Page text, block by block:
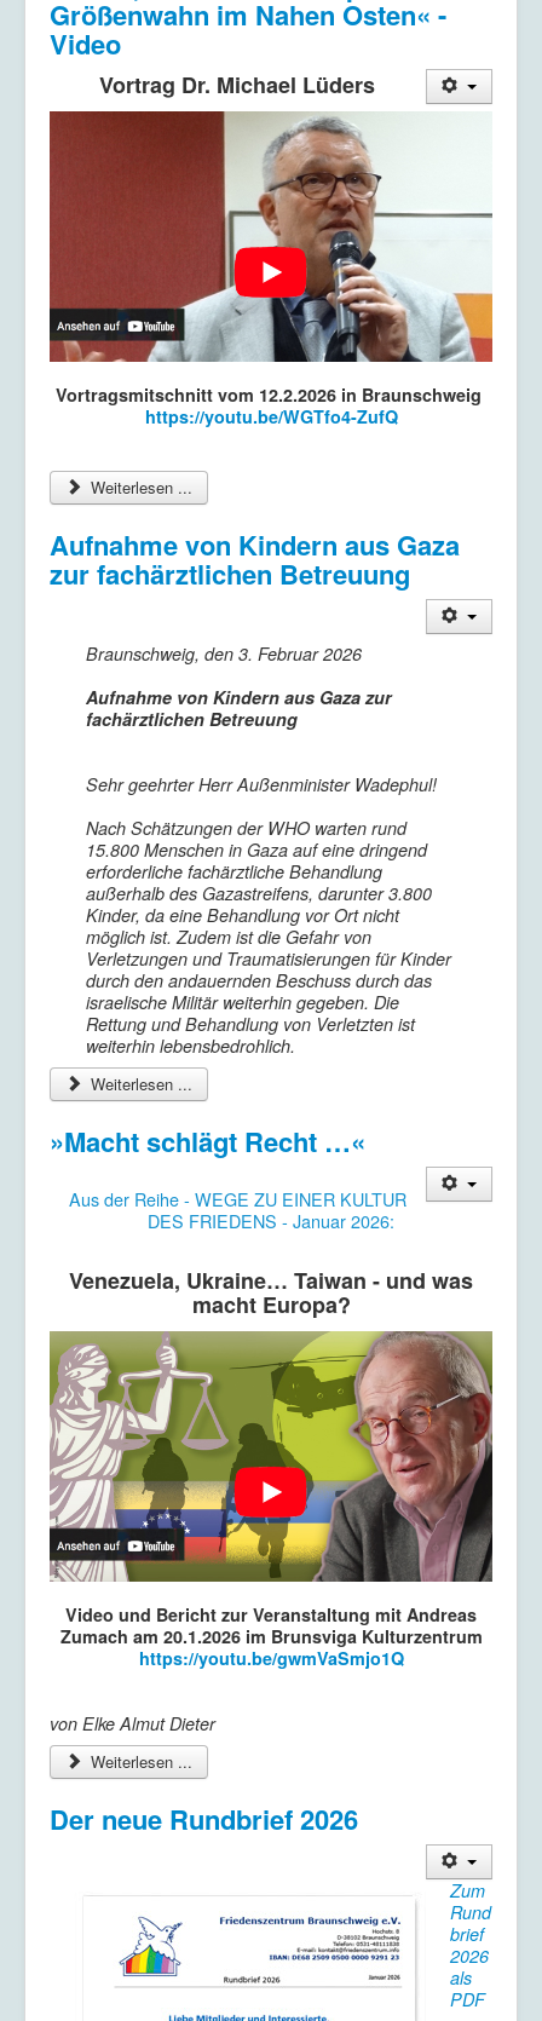
Größenwahn im Nahen Osten« -
Video
Vortrag Dr. Michael Lüders
Vortragsmitschnitt vom 12.2.2026 in Braunschweig
https://youtu.be/WGTfo4-ZufQ
Weiterlesen ...
Aufnahme von Kindern aus Gaza
zur fachärztlichen Betreuung
Braunschweig, den 3. Februar 2026
Aufnahme von Kindern aus Gaza zur
fachärztlichen Betreuung
Sehr geehrter Herr Außenminister Wadephul!
Nach Schätzungen der WHO warten rund
15.800 Menschen in Gaza auf eine dringend
erforderliche fachärztliche Behandlung
außerhalb des Gazastreifens, darunter 3.800
Kinder, da eine Behandlung vor Ort nicht
möglich ist. Zudem ist die Gefahr von
Verletzungen und Traumatisierungen für Kinder
durch den andauernden Beschuss durch das
israelische Militär weiterhin gegeben. Die
Rettung und Behandlung von Verletzten ist
weiterhin lebensbedrohlich.
Weiterlesen ...
»Macht schlägt Recht …«
Aus der Reihe - WEGE ZU EINER KULTUR
DES FRIEDENS - Januar 2026:
Venezuela, Ukraine… Taiwan - und was
macht Europa?
Video und Bericht zur Veranstaltung mit Andreas
Zumach am 20.1.2026 im Brunsviga Kulturzentrum
https://youtu.be/gwmVaSmjo1Q
von Elke Almut Dieter
Weiterlesen ...
Der neue Rundbrief 2026
Zum
Rund
brief
2026
als
PDF